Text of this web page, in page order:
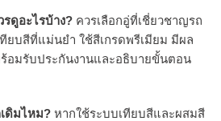
ดูอะไรบ้าง? ควรเลือกอู่ที่เชี่ยวชาญรถ
ยบสีที่แม่นยำ ใช้สีเกรดพรีเมียม มีผล
อมรับประกันงานและอธิบายขั้นตอน
ดิมไหม? หากใช้ระบบเทียบสีและผสมสี